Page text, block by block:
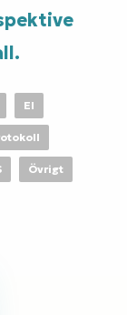
El
Övrigt